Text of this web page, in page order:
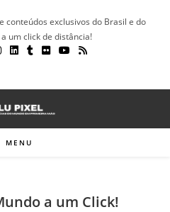
conteúdos exclusivos do Brasil e do
um click de distância!
MENU
a um Click!